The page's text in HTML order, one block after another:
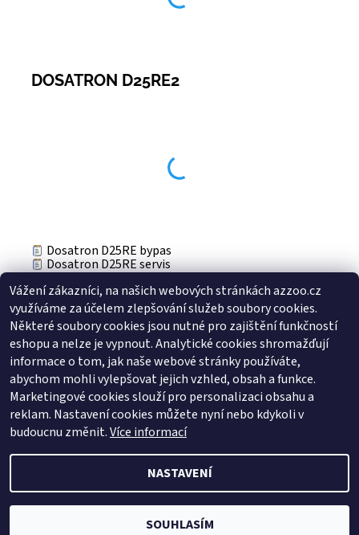
DOSATRON D25RE2
Dosatron D25RE bypas
Dosatron D25RE servis
Dosatron D25RETroubleshooting
Buďte první, kdo napíše příspěvek k této položce.
Přidat komentář
Buďte první, kdo napíše příspěvek k této položce.
Přidat hodnocení
Zboží.cz | Heureka.cz
2026 © AZ ZOO, všechna práva vyhrazena
Vytvořil Shoptet
Vážení zákazníci, na našich webových stránkách azzoo.cz
využíváme za účelem zlepšování služeb soubory cookies.
Některé soubory cookies jsou nutné pro zajištění funkčností
eshopu a nelze je vypnout. Analytické cookies shromažďují
informace o tom, jak naše webové stránky používáte,
abychom mohli vylepšovat jejich vzhled, obsah a funkce.
Marketingové cookies slouží pro personalizaci obsahu a
reklam. Nastavení cookies můžete nyní nebo kdykoli v
budoucnu změnit.Více informací
NASTAVENÍ
SOUHLASÍM